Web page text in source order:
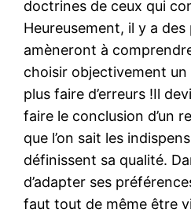
doctrines de ceux qui
Heureusement, il y a
amèneront à
choisir objectivement
plus faire d’erreurs !Il
faire le conclusion d’un
que l’on sait les
définissent sa qualité.
d’adapter ses
faut tout de même être